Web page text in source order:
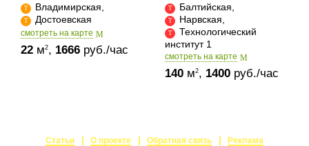
Владимирская,
Достоевская
cмотреть на карте
22 м2, 1666 руб./час
Балтийская,
Нарвская,
Технологический
институт 1
cмотреть на карте
140 м2, 1400 руб./час
Статьи О проекте Обратная связь Реклама